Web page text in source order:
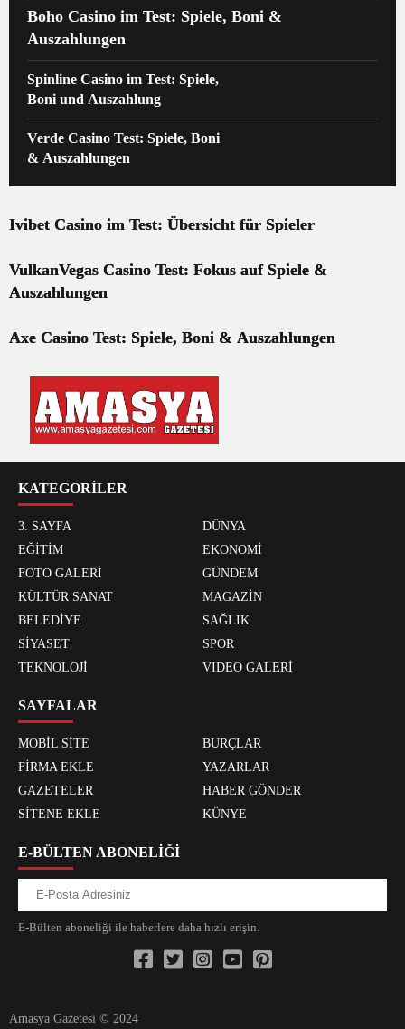
Boho Casino im Test: Spiele, Boni &
Auszahlungen
Spinline Casino im Test: Spiele,
Boni und Auszahlung
Verde Casino Test: Spiele, Boni
& Auszahlungen
Ivibet Casino im Test: Übersicht für Spieler
VulkanVegas Casino Test: Fokus auf Spiele &
Auszahlungen
Axe Casino Test: Spiele, Boni & Auszahlungen
KATEGORİLER
3. SAYFA
DÜNYA
EĞİTİM
EKONOMİ
FOTO GALERİ
GÜNDEM
KÜLTÜR SANAT
MAGAZİN
BELEDİYE
SAĞLIK
SİYASET
SPOR
TEKNOLOJİ
VIDEO GALERİ
SAYFALAR
MOBİL SİTE
BURÇLAR
FİRMA EKLE
YAZARLAR
GAZETELER
HABER GÖNDER
SİTENE EKLE
KÜNYE
E-BÜLTEN ABONELİĞİ
E-Bülten aboneliği ile haberlere daha hızlı erişin.
Amasya Gazetesi © 2024